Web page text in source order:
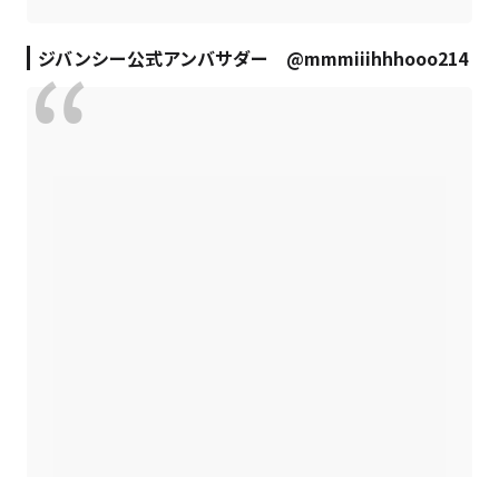
ジバンシー公式アンバサダー @mmmiiihhhooo214